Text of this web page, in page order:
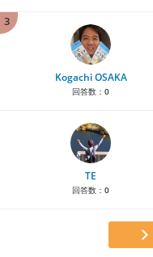
3
Kogachi OSAKA
回答数： 0
TE
回答数： 0